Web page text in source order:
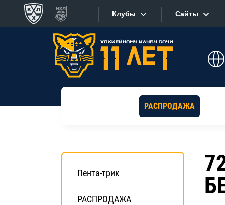
Клубы
Конференция «Запад»
Дивизион Боброва
Спартак
ХК Сочи
Сайты
Сайты
Хайлайты
Фотобанк
РАСПРОДАЖА
Пента-трик
РАСПРОДАЖА